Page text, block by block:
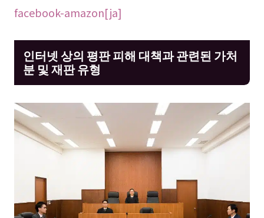
facebook-amazon[ja]
인터넷 상의 평판 피해 대책과 관련된 가처
분 및 재판 유형